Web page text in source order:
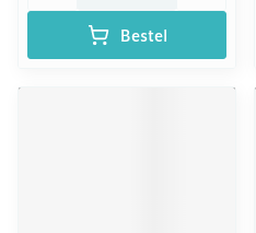
Bestel